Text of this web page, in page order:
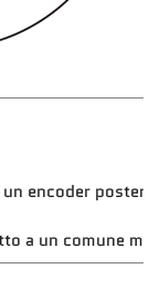
encoder
a un comune